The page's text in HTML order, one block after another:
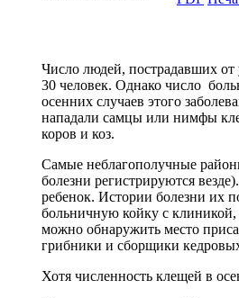
Число людей, пострадавших
30 человек. Однако число
осенних случаев этого
нападали самцы или нимфы
коров и коз.
Самые неблагополучные
болезни регистрируются
ребенок. Истории болезни их
больничную койку с клиникой,
можно обнаружить место
грибники и сборщики
Хотя численность клещей в